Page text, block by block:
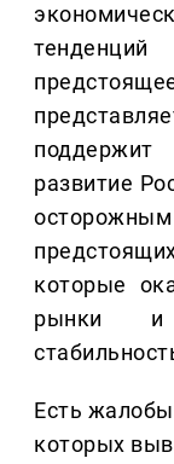
поддержит
развитие
которые
рынки и
Есть
которых